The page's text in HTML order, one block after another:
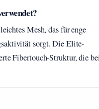
Mesh, das für enge
sorgt. Die Elite-
Fibertouch-Struktur, die